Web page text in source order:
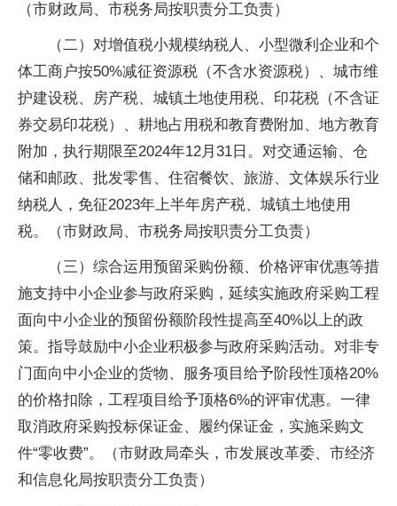
（市财政局、市税务局按职责分工负责）
（二）对增值税小规模纳税人、小型微利企业和个
体工商户按50%减征资源税（不含水资源税）、城市维
护建设税、房产税、城镇土地使用税、印花税（不含证
券交易印花税）、耕地占用税和教育费附加、地方教育
附加，执行期限至2024年12月31日。对交通运输、仓
储和邮政、批发零售、住宿餐饮、旅游、文体娱乐行业
纳税人，免征2023年上半年房产税、城镇土地使用
税。（市财政局、市税务局按职责分工负责）
（三）综合运用预留采购份额、价格评审优惠等措
施支持中小企业参与政府采购，延续实施政府采购工程
面向中小企业的预留份额阶段性提高至40%以上的政
策。指导鼓励中小企业积极参与政府采购活动。对非专
门面向中小企业的货物、服务项目给予阶段性顶格20%
的价格扣除，工程项目给予顶格6%的评审优惠。一律
取消政府采购投标保证金、履约保证金，实施采购文
件“零收费”。（市财政局牵头，市发展改革委、市经济
和信息化局按职责分工负责）